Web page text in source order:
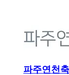
파주연천